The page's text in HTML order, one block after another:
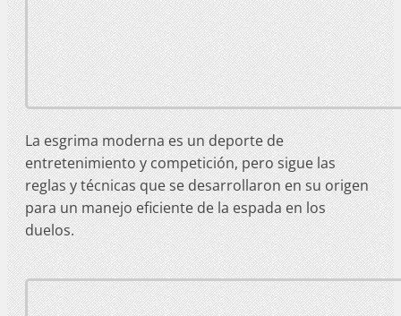
La esgrima moderna es un deporte de
entretenimiento y competición, pero sigue las
reglas y técnicas que se desarrollaron en su origen
para un manejo eficiente de la espada en los
duelos.